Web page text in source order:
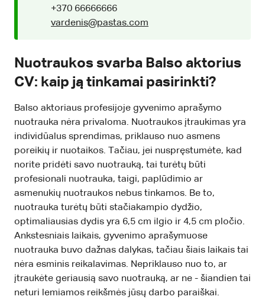
+370 66666666
vardenis@pastas.com
Nuotraukos svarba Balso aktorius
CV: kaip ją tinkamai pasirinkti?
Balso aktoriaus profesijoje gyvenimo aprašymo
nuotrauka nėra privaloma. Nuotraukos įtraukimas yra
individūalus sprendimas, priklauso nuo asmens
poreikių ir nuotaikos. Tačiau, jei nuspręstumėte, kad
norite pridėti savo nuotrauką, tai turėtų būti
profesionali nuotrauka, taigi, paplūdimio ar
asmenukių nuotraukos nebus tinkamos. Be to,
nuotrauka turėtų būti stačiakampio dydžio,
optimaliausias dydis yra 6,5 cm ilgio ir 4,5 cm pločio.
Ankstesniais laikais, gyvenimo aprašymuose
nuotrauka buvo dažnas dalykas, tačiau šiais laikais tai
nėra esminis reikalavimas. Nepriklauso nuo to, ar
įtraukėte geriausią savo nuotrauką, ar ne - šiandien tai
neturi lemiamos reikšmės jūsų darbo paraiškai.